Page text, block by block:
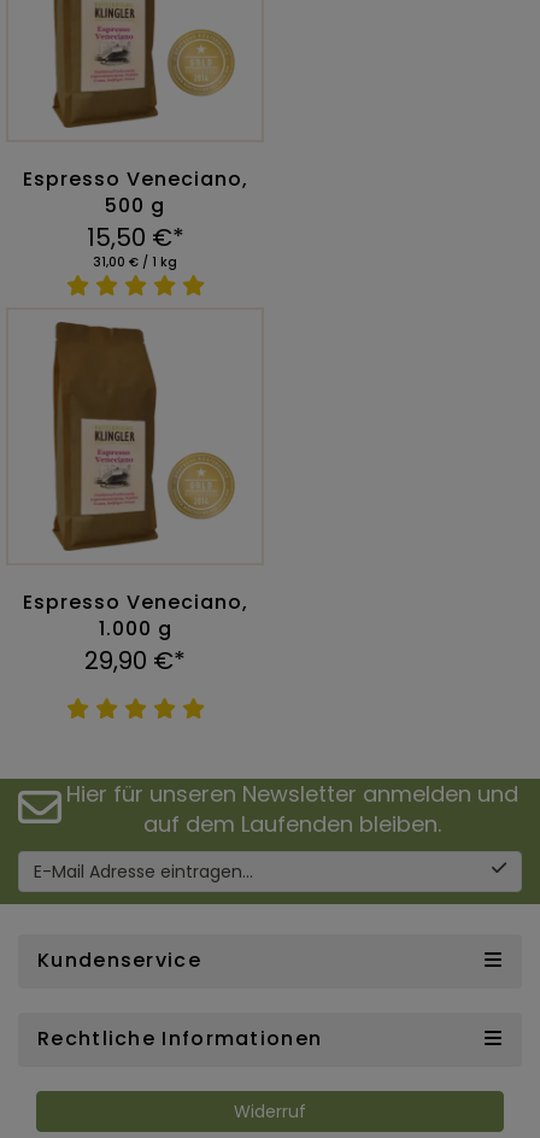
Espresso Veneciano,
500 g
15,50 €*
31,00 € / 1 kg
Espresso Veneciano,
1.000 g
29,90 €*
Hier für unseren Newsletter anmelden und
auf dem Laufenden bleiben.
E-Mail Adresse eintragen...
Kundenservice
Rechtliche Informationen
Widerruf